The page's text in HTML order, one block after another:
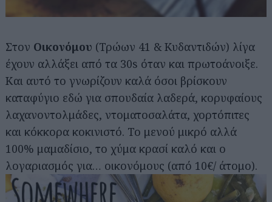
Στον Οικονόμου (Τρώων 41 & Κυδαντιδών) λίγα
έχουν αλλάξει από τα 30s όταν και πρωτοάνοιξε.
Και αυτό το γνωρίζουν καλά όσοι βρίσκουν
καταφύγιο εδώ για σπουδαία λαδερά, κορυφαίους
λαχανοντολμάδες, ντοματοσαλάτα, χορτόπιτες
και κόκκορα κοκινιστό. Το μενού μικρό αλλά
100% μαμαδίσιο, το χύμα κρασί καλό και ο
λογαριασμός για… οικονόμους (από 10€/ άτομο).